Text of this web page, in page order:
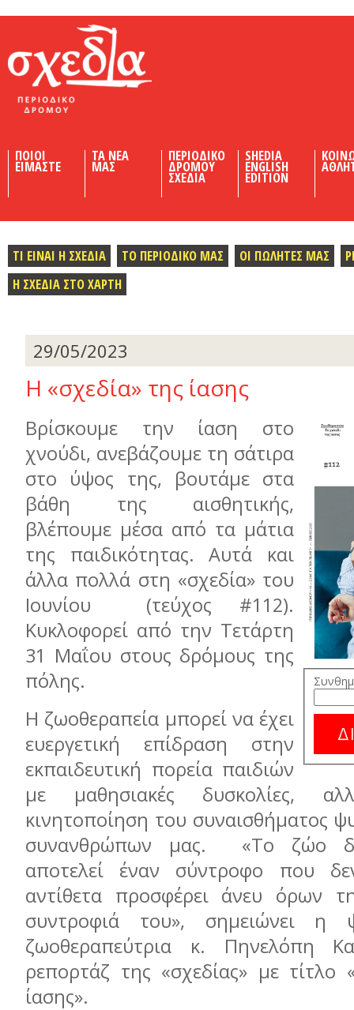
ΠΟΙΟΙ
ΕΙΜΑΣΤΕ
ΤΑ ΝΕΑ
ΜΑΣ
ΠΕΡΙΟΔΙΚΟ
ΔΡΟΜΟΥ
ΣΧΕΔΙΑ
SHEDIA
ENGLISH
EDITION
ΤΙ ΕΙΝΑΙ Η ΣΧΕΔΙΑ ΤΟ ΠΕΡΙΟΔΙΚΟ ΜΑΣ ΟΙ ΠΩΛΗΤΕΣ ΜΑΣ
Η ΣΧΕΔΙΑ ΣΤΟ ΧΑΡΤΗ
29/05/2023
Η «σχεδία» της ίασης
Βρίσκουμε την ίαση στο
χνούδι, ανεβάζουμε τη σάτιρα
στο ύψος της, βουτάμε στα
βάθη της αισθητικής,
βλέπουμε μέσα από τα μάτια
της παιδικότητας. Αυτά και
άλλα πολλά στη «σχεδία» του
Ιουνίου (τεύχος #112).
Κυκλοφορεί από την Τετάρτη
31 Μαΐου στους δρόμους της
πόλης.
Η ζωοθεραπεία μπορεί να έχει
ευεργετική επίδραση στην
εκπαιδευτική πορεία παιδιών
με μαθησιακές δυσκολίες,
κινητοποίηση του συναισθήματος
συνανθρώπων μας. «Το ζώο
αποτελεί έναν σύντροφο που
αντίθετα προσφέρει άνευ όρων
συντροφιά του», σημειώνει η
ζωοθεραπεύτρια κ. Πηνελόπη
ρεπορτάζ της «σχεδίας» με τίτλο
ίασης».